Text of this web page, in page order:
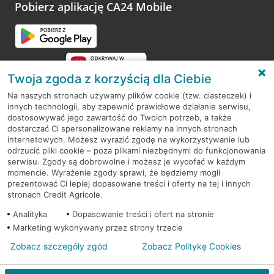
opinie.
Pobierz aplikację CA24 Mobile
RODO
Regulamin serwisu
Mapa serwisu
PolitykaCookies
© 2026 Credit Agricole Bank Polska S.A. Wszelkie prawa zastrzeżone
Twoja zgoda z korzyścią dla Ciebie
Na naszych stronach używamy plików cookie (tzw. ciasteczek) i
innych technologii, aby zapewnić prawidłowe działanie serwisu,
dostosowywać jego zawartość do Twoich potrzeb, a także
dostarczać Ci spersonalizowane reklamy na innych stronach
internetowych. Możesz wyrazić zgodę na wykorzystywanie lub
odrzucić pliki cookie – poza plikami niezbędnymi do funkcjonowania
serwisu. Zgody są dobrowolne i możesz je wycofać w każdym
momencie. Wyrażenie zgody sprawi, że będziemy mogli
prezentować Ci lepiej dopasowane treści i oferty na tej i innych
stronach Credit Agricole.
Analityka
Dopasowanie treści i ofert na stronie
Marketing wykonywany przez strony trzecie
Zobacz szczegóły zgód Zobacz Politykę Cookies